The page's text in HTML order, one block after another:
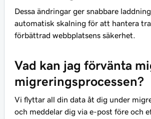
Dessa ändringar ger snabbare
automatisk skalning för att hantera
förbättrad webbplatsens säkerhet.
Vad kan jag förvänta
migreringsprocessen?
Vi flyttar all din data åt dig under
och meddelar dig via e-post före och